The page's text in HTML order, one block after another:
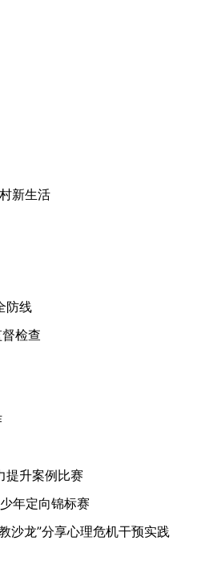
新生活
防线
检查
提升案例比赛
年定向锦标赛
沙龙”分享心理危机干预实践